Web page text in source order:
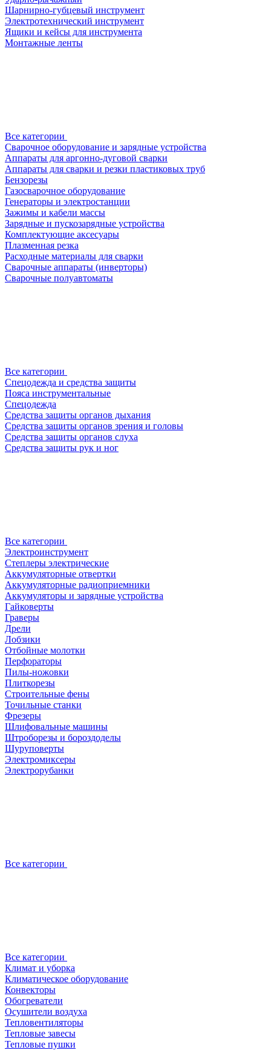
Шарнирно-губцевый инструмент
Электротехнический инструмент
Ящики и кейсы для инструмента
Монтажные ленты
Все категории
Сварочное оборудование и зарядные устройства
Аппараты для аргонно-дуговой сварки
Аппараты для сварки и резки пластиковых труб
Бензорезы
Газосварочное оборудование
Генераторы и электростанции
Зажимы и кабели массы
Зарядные и пускозарядные устройства
Комплектующие аксесуары
Плазменная резка
Расходные материалы для сварки
Сварочные аппараты (инверторы)
Сварочные полуавтоматы
Все категории
Спецодежда и средства защиты
Пояса инструментальные
Спецодежда
Средства защиты органов дыхания
Средства защиты органов зрения и головы
Средства защиты органов слуха
Средства защиты рук и ног
Все категории
Электроинструмент
Степлеры электрические
Аккумуляторные отвертки
Аккумуляторные радиоприемники
Аккумуляторы и зарядные устройства
Гайковерты
Граверы
Дрели
Лобзики
Отбойные молотки
Перфораторы
Пилы-ножовки
Плиткорезы
Строительные фены
Точильные станки
Фрезеры
Шлифовальные машины
Штроборезы и бороздоделы
Шуруповерты
Электромиксеры
Электрорубанки
Все категории
Все категории
Климат и уборка
Климатическое оборудование
Конвекторы
Обогреватели
Осушители воздуха
Тепловентиляторы
Тепловые завесы
Тепловые пушки